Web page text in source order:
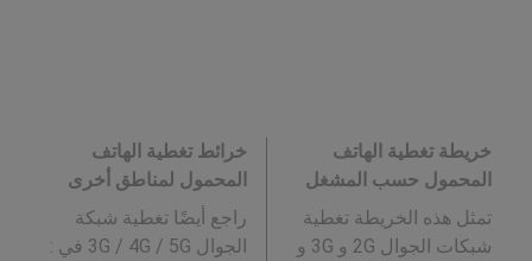
خريطة تغطية الهاتف
المحمول حسب المشغل
تمثل هذه الخريطة تغطية
شبكات الجوال 2G و 3G و
خرائط تغطية الهاتف
المحمول لمناطق أخرى
راجع أيضًا تغطية شبكة
الجوال 3G / 4G / 5G في
: